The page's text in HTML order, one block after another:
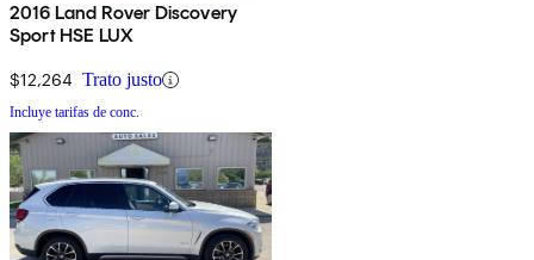
2016 Land Rover Discovery
Sport HSE LUX
$12,264 Trato justo
Incluye tarifas de conc.